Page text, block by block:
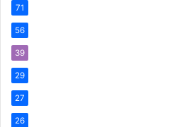
71
56
39
29
27
26